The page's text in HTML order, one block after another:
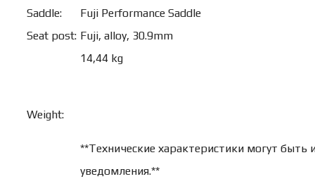
Saddle:
Fuji Performance Saddle
Seat post: Fuji, alloy, 30.9mm
Weight:
14,44 kg
**Технические характеристики могут быть
уведомления.**